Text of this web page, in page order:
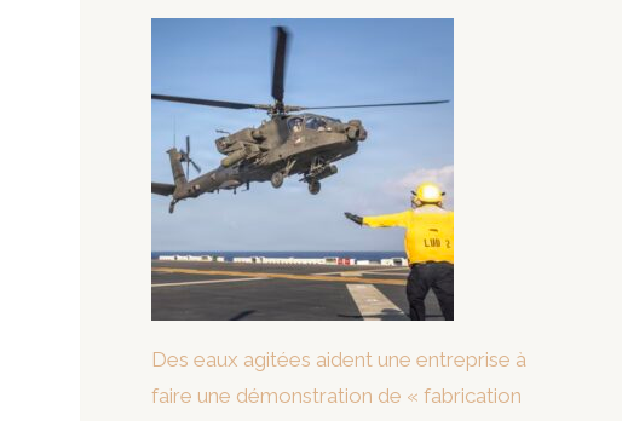
Des eaux agitées aident une entreprise à
faire une démonstration de « fabrication